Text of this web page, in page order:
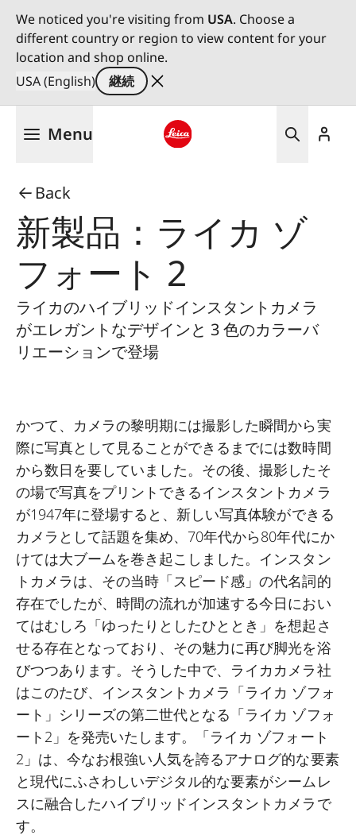
We noticed you're visiting from USA. Choose a
different country or region to view content for your
location and shop online.
USA (English)
継続
Menu
Back
新製品：ライカ ゾ
フォート 2
ライカのハイブリッドインスタントカメラ
がエレガントなデザインと 3 色のカラーバ
リエーションで登場
かつて、カメラの黎明期には撮影した瞬間から実
際に写真として見ることができるまでには数時間
から数日を要していました。その後、撮影したそ
の場で写真をプリントできるインスタントカメラ
が1947年に登場すると、新しい写真体験ができる
カメラとして話題を集め、70年代から80年代にか
けては大ブームを巻き起こしました。インスタン
トカメラは、その当時「スピード感」の代名詞的
存在でしたが、時間の流れが加速する今日におい
てはむしろ「ゆったりとしたひととき」を想起さ
せる存在となっており、その魅力に再び脚光を浴
びつつあります。そうした中で、ライカカメラ社
はこのたび、インスタントカメラ「ライカ ゾフォ
ート」シリーズの第二世代となる「ライカ ゾフォ
ート2」を発売いたします。「ライカ ゾフォート
2」は、今なお根強い人気を誇るアナログ的な要素
と現代にふさわしいデジタル的な要素がシームレ
スに融合したハイブリッドインスタントカメラで
す。